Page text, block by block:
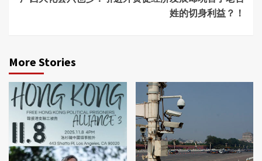
姓的切身利益？！
More Stories